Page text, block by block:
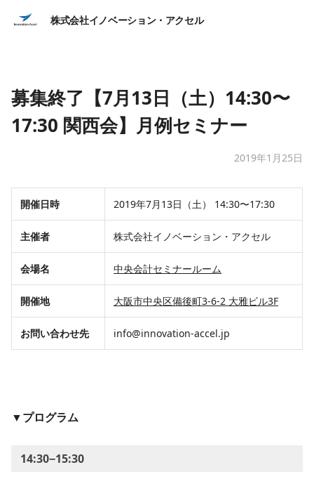
株式会社イノベーション・アクセル
募集終了【7月13日（土）14:30〜
17:30 関西会】月例セミナー
2019年1月25日
開催日時 ​2019年7月13日（土） 14:30〜17:30
​​主催者 ​株式会社イノベーション・アクセル
​​会場名 ​中央会計セミナールーム
​開催地 ​​大阪市中央区備後町3-6-2 大雅ビル3F
​​お問い合わせ先 ​​info@innovation-accel.jp
▼プログラム
14:30−15:30